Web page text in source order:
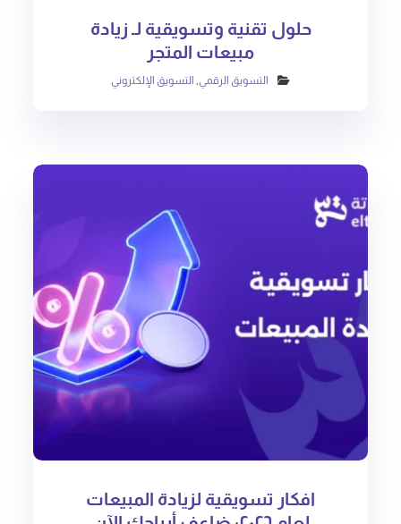
حلول تقنية وتسويقية لـ زيادة
مبيعات المتجر
التسويق الرقمي التسويق الإلكتروني
افكار تسويقية لزيادة المبيعات